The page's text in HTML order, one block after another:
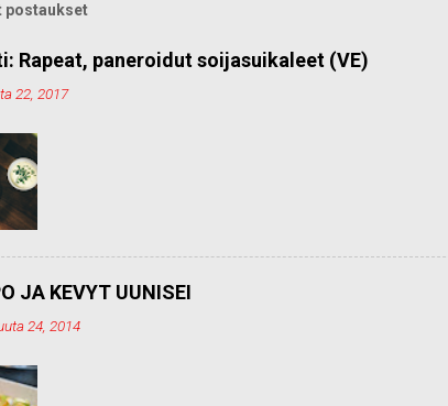
postaukset
Rapeat, paneroidut soijasuikaleet (VE)
22, 2017
JA KEVYT UUNISEI
24, 2014